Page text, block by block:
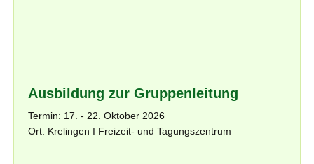
Ausbildung zur Gruppenleitung
Termin: 17. - 22. Oktober 2026
Ort: Krelingen I Freizeit- und Tagungszentrum